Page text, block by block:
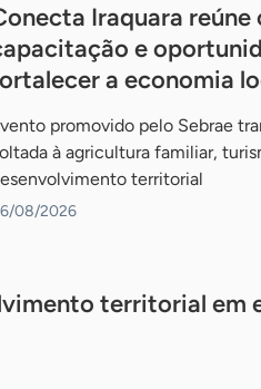
Iraquara
e
a economia
promovido pelo Sebrae
à agricultura familiar,
territorial
08/2026
territorial em